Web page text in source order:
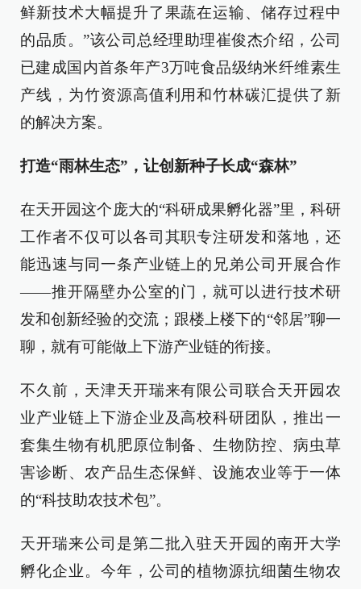
鲜新技术大幅提升了果蔬在运输、储存过程中
的品质。”该公司总经理助理崔俊杰介绍，公司
已建成国内首条年产3万吨食品级纳米纤维素生
产线，为竹资源高值利用和竹林碳汇提供了新
的解决方案。
打造“雨林生态”，让创新种子长成“森林”
在天开园这个庞大的“科研成果孵化器”里，科研
工作者不仅可以各司其职专注研发和落地，还
能迅速与同一条产业链上的兄弟公司开展合作
——推开隔壁办公室的门，就可以进行技术研
发和创新经验的交流；跟楼上楼下的“邻居”聊一
聊，就有可能做上下游产业链的衔接。
不久前，天津天开瑞来有限公司联合天开园农
业产业链上下游企业及高校科研团队，推出一
套集生物有机肥原位制备、生物防控、病虫草
害诊断、农产品生态保鲜、设施农业等于一体
的“科技助农技术包”。
天开瑞来公司是第二批入驻天开园的南开大学
孵化企业。今年，公司的植物源抗细菌生物农